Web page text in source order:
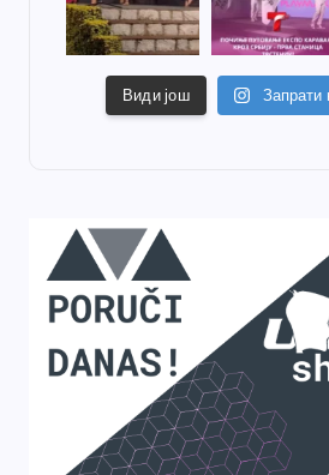
Види још Запрати